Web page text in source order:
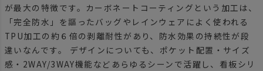
が最大の特徴です。カーボネートコーティングという加工は、
「完全防水」を謳ったバッグやレインウェアによく使われる
TPU加工の約６倍の剥離耐性があり、防水効果の持続性が段
違いなんです。 デザインについても、ポケット配置・サイズ
感・2WAY/3WAY機能などあらゆるシーンで活躍し、看板シリ